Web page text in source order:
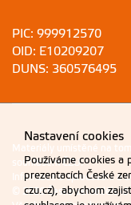
PIC: 999912570
OID: E10209207
DUNS: 360576495
Materiály umístěné na
souhlasem ČZU.
Informace o zpracování a
© 2026 Česká
Nastavení cookies
Používáme cookies a
prezentacích České
czu.cz), abychom